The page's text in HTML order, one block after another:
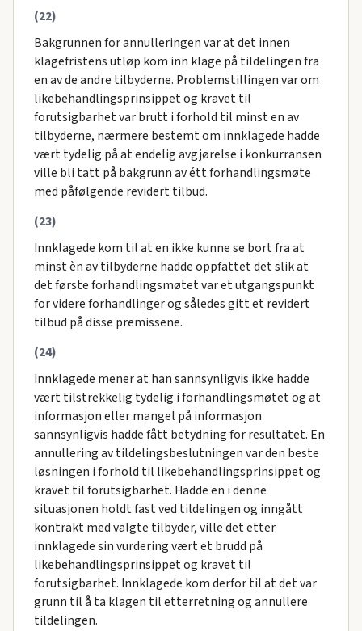
(22)
Bakgrunnen for annulleringen var at det innen
klagefristens utløp kom inn klage på tildelingen fra
en av de andre tilbyderne. Problemstillingen var om
likebehandlingsprinsippet og kravet til
forutsigbarhet var brutt i forhold til minst en av
tilbyderne, nærmere bestemt om innklagede hadde
vært tydelig på at endelig avgjørelse i konkurransen
ville bli tatt på bakgrunn av étt forhandlingsmøte
med påfølgende revidert tilbud.
(23)
Innklagede kom til at en ikke kunne se bort fra at
minst èn av tilbyderne hadde oppfattet det slik at
det første forhandlingsmøtet var et utgangspunkt
for videre forhandlinger og således gitt et revidert
tilbud på disse premissene.
(24)
Innklagede mener at han sannsynligvis ikke hadde
vært tilstrekkelig tydelig i forhandlingsmøtet og at
informasjon eller mangel på informasjon
sannsynligvis hadde fått betydning for resultatet. En
annullering av tildelingsbeslutningen var den beste
løsningen i forhold til likebehandlingsprinsippet og
kravet til forutsigbarhet. Hadde en i denne
situasjonen holdt fast ved tildelingen og inngått
kontrakt med valgte tilbyder, ville det etter
innklagede sin vurdering vært et brudd på
likebehandlingsprinsippet og kravet til
forutsigbarhet. Innklagede kom derfor til at det var
grunn til å ta klagen til etterretning og annullere
tildelingen.